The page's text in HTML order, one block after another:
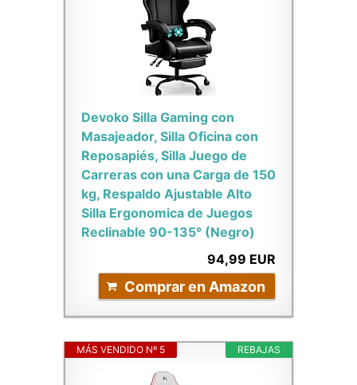
Devoko Silla Gaming con
Masajeador, Silla Oficina con
Reposapiés, Silla Juego de
Carreras con una Carga de 150
kg, Respaldo Ajustable Alto
Silla Ergonomica de Juegos
Reclinable 90-135° (Negro)
94,99 EUR
Comprar en Amazon
REBAJAS
MÁS VENDIDO Nº 5